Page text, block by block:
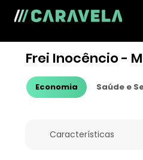
Características
Economia Saúde e
Frei Inocêncio -